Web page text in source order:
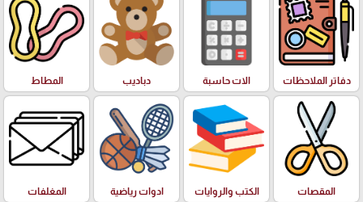
دفاتر الملاحظات الات حاسبة دباديب المطاط
المقصات الكتب والروايات ادوات رياضية المغلفات